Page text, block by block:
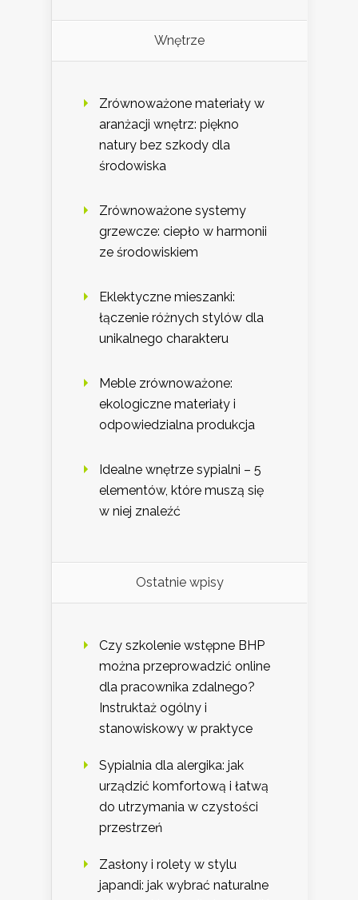
Wnętrze
Zrównoważone materiały w
aranżacji wnętrz: piękno
natury bez szkody dla
środowiska
Zrównoważone systemy
grzewcze: ciepło w harmonii
ze środowiskiem
Eklektyczne mieszanki:
łączenie różnych stylów dla
unikalnego charakteru
Meble zrównoważone:
ekologiczne materiały i
odpowiedzialna produkcja
Idealne wnętrze sypialni – 5
elementów, które muszą się
w niej znaleźć
Ostatnie wpisy
Czy szkolenie wstępne BHP
można przeprowadzić online
dla pracownika zdalnego?
Instruktaż ogólny i
stanowiskowy w praktyce
Sypialnia dla alergika: jak
urządzić komfortową i łatwą
do utrzymania w czystości
przestrzeń
Zasłony i rolety w stylu
japandi: jak wybrać naturalne